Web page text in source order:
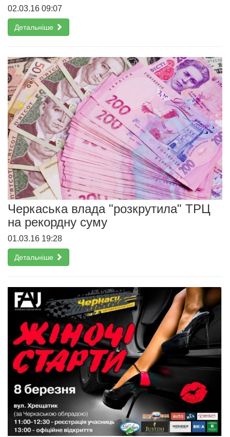
02.03.16 09:07
Детальніше
Черкаська влада "розкрутила" ТРЦ
на рекордну суму
01.03.16 19:28
Детальніше